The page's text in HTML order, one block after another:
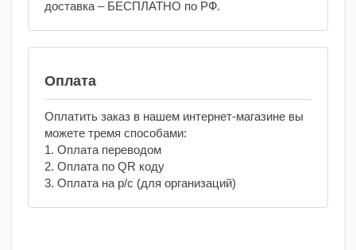
доставка – БЕСПЛАТНО по РФ.
Оплата
Оплатить заказ в нашем интернет-магазине вы
можете тремя способами:
1. Оплата переводом
2. Оплата по QR коду
3. Оплата на р/с (для организаций)